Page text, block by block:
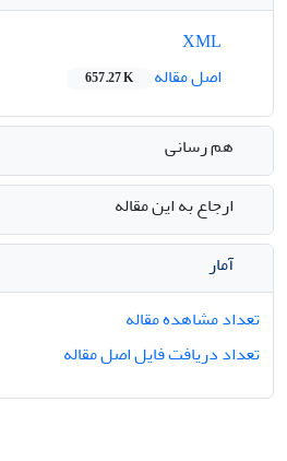
اصل مقاله
657.27 K
هم رسانی
ارجاع به این مقاله
آمار
تعداد مشاهده مقاله
تعداد دریافت فایل اصل مقاله